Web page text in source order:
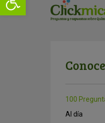
Conoce
100
Al día